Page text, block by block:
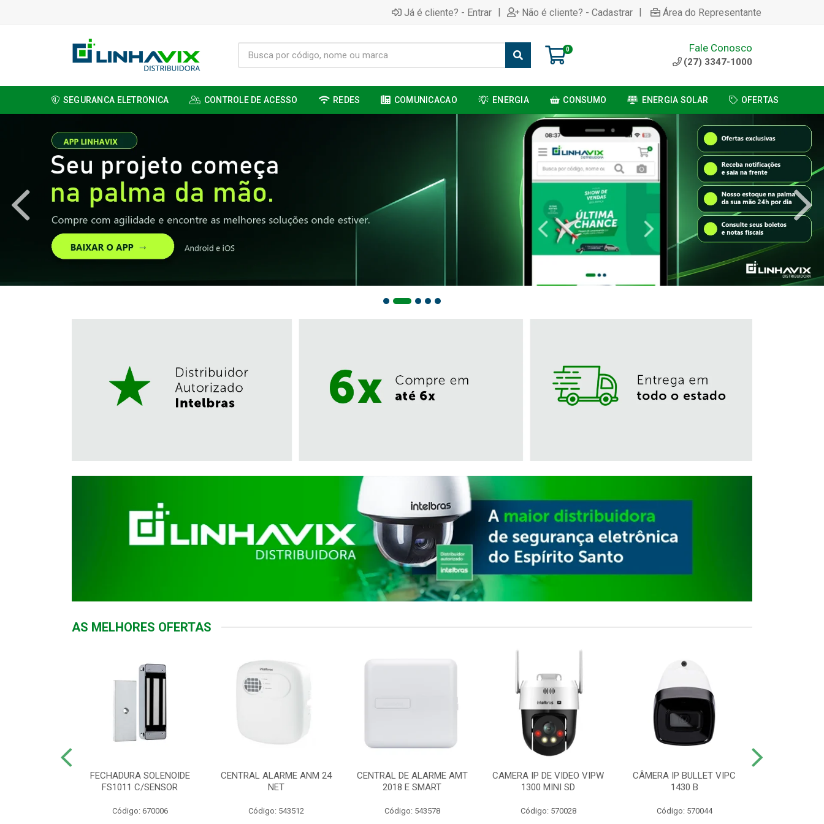
Já é cliente? - Entrar | Não é cliente? - Cadastrar | Área do Representante
0 Fale Conosco
(27) 3347-1000
SEGURANCA ELETRONICA CONTROLE DE ACESSO REDES COMUNICACAO ENERGIA CONSUMO ENERGIA SOLAR OFERTAS
AS MELHORES OFERTAS
FECHADURA SOLENOIDE
FS1011 C/SENSOR
Código: 670006
CENTRAL ALARME ANM 24
NET
Código: 543512
CENTRAL DE ALARME AMT
2018 E SMART
Código: 543578
CAMERA IP DE VIDEO VIPW
1300 MINI SD
Código: 570028
CÂMERA IP BULLET VIPC
1430 B
Código: 570044